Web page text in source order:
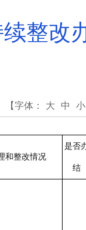
整改
【字体： 大 中 小
和整改情况
是否
结